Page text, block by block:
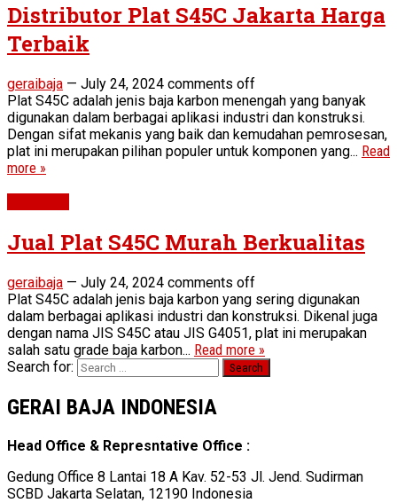
Distributor Plat S45C Jakarta Harga
Terbaik
geraibaja — July 24, 2024 comments off
Plat S45C adalah jenis baja karbon menengah yang banyak
digunakan dalam berbagai aplikasi industri dan konstruksi.
Dengan sifat mekanis yang baik dan kemudahan pemrosesan,
plat ini merupakan pilihan populer untuk komponen yang... Read
more »
Jual Plat S45C Murah Berkualitas
geraibaja — July 24, 2024 comments off
Plat S45C adalah jenis baja karbon yang sering digunakan
dalam berbagai aplikasi industri dan konstruksi. Dikenal juga
dengan nama JIS S45C atau JIS G4051, plat ini merupakan
salah satu grade baja karbon... Read more »
Search for:
GERAI BAJA INDONESIA
Head Office & Represntative Office :
Gedung Office 8 Lantai 18 A Kav. 52-53 Jl. Jend. Sudirman
SCBD Jakarta Selatan, 12190 Indonesia